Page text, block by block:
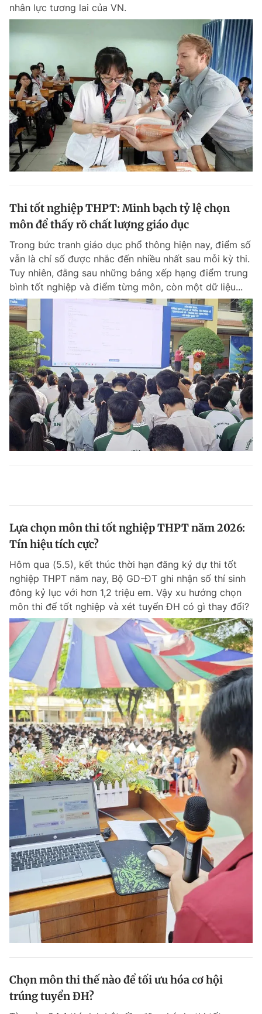
nhân lực tương lai của VN.
Thi tốt nghiệp THPT: Minh bạch tỷ lệ chọn
môn để thấy rõ chất lượng giáo dục
Trong bức tranh giáo dục phổ thông hiện nay, điểm số
vẫn là chỉ số được nhắc đến nhiều nhất sau mỗi kỳ thi.
Tuy nhiên, đằng sau những bảng xếp hạng điểm trung
bình tốt nghiệp và điểm từng môn, còn một dữ liệu...
Lựa chọn môn thi tốt nghiệp THPT năm 2026:
Tín hiệu tích cực?
Hôm qua (5.5), kết thúc thời hạn đăng ký dự thi tốt
nghiệp THPT năm nay, Bộ GD-ĐT ghi nhận số thí sinh
đông kỷ lục với hơn 1,2 triệu em. Vậy xu hướng chọn
môn thi để tốt nghiệp và xét tuyển ĐH có gì thay đổi?
Chọn môn thi thế nào để tối ưu hóa cơ hội
trúng tuyển ĐH?